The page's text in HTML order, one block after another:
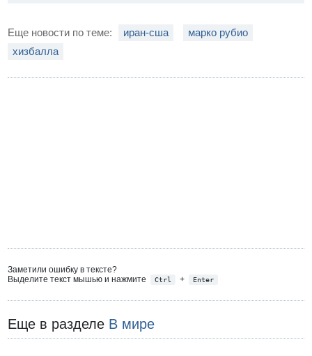
Еще новости по теме: иран-сша
марко рубио
хизбалла
Заметили ошибку в тексте?
Выделите текст мышью и нажмите
Ctrl + Enter
Еще в разделе В мире